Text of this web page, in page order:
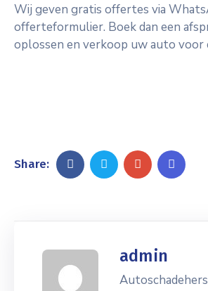
Wij geven gratis offertes via
offerteformulier. Boek dan een
oplossen en verkoop uw auto voor
Share:
admin